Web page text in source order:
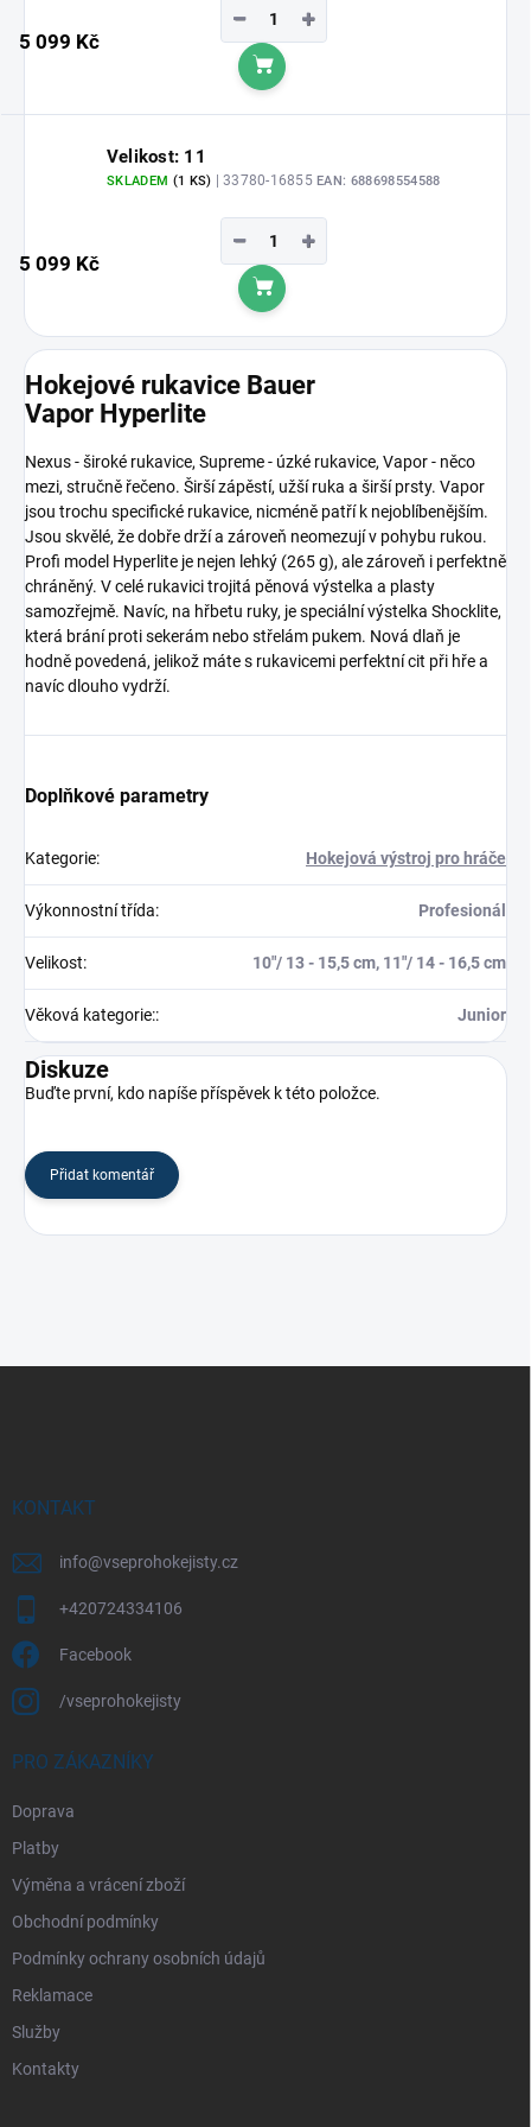
5 099 Kč
+
−
Do košíku
Velikost: 11
SKLADEM (1 KS) | 33780-16855EAN: 688698554588
5 099 Kč
+
−
Do košíku
Hokejové rukavice Bauer
Vapor Hyperlite
Nexus - široké rukavice, Supreme - úzké rukavice, Vapor - něco
mezi, stručně řečeno. Širší zápěstí, užší ruka a širší prsty. Vapor
jsou trochu specifické rukavice, nicméně patří k nejoblíbenějším.
Jsou skvělé, že dobře drží a zároveň neomezují v pohybu rukou.
Profi model Hyperlite je nejen lehký (265 g), ale zároveň i perfektně
chráněný. V celé rukavici trojitá pěnová výstelka a plasty
samozřejmě. Navíc, na hřbetu ruky, je speciální výstelka Shocklite,
která brání proti sekerám nebo střelám pukem. Nová dlaň je
hodně povedená, jelikož máte s rukavicemi perfektní cit při hře a
navíc dlouho vydrží.
Doplňkové parametry
Kategorie: Hokejová výstroj pro hráče
Výkonnostní třída: Profesionál
Velikost: 10"/ 13 - 15,5 cm, 11"/ 14 - 16,5 cm
Věková kategorie:: Junior
Diskuze
Buďte první, kdo napíše příspěvek k této položce.
Přidat komentář
KONTAKT
info@vseprohokejisty.cz
+420724334106
Facebook
/vseprohokejisty
PRO ZÁKAZNÍKY
Doprava
Platby
Výměna a vrácení zboží
Obchodní podmínky
Podmínky ochrany osobních údajů
Reklamace
Služby
Kontakty